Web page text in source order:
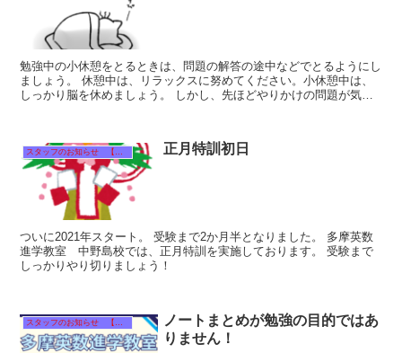
勉強中の小休憩をとるときは、問題の解答の途中などでとるようにし
ましょう。 休憩中は、リラックスに努めてください。小休憩中は、
しっかり脳を休めましょう。 しかし、先ほどやりかけの問題が気に
正月特訓初日
ついに2021年スタート。 受験まで2か月半となりました。 多摩英数
進学教室 中野島校では、正月特訓を実施しております。 受験まで
しっかりやり切りましょう！
スタッフのお知らせ 【それぞれのタイトルをクリック！】
ノートまとめが勉強の目的ではあ
りません！